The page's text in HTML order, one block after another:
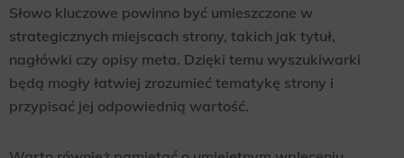
Słowo kluczowe powinno być umieszczone w
strategicznych miejscach strony, takich jak tytuł,
nagłówki czy opisy meta. Dzięki temu wyszukiwarki
będą mogły łatwiej zrozumieć tematykę strony i
przypisać jej odpowiednią wartość.